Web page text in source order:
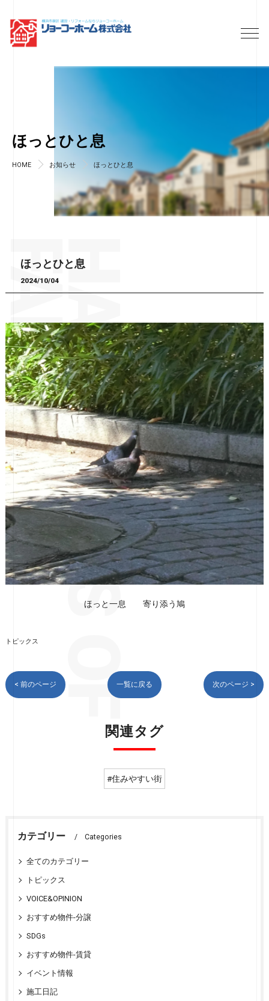
ほっとひと息
HOME お知らせ ほっとひと息
ほっとひと息
2024/10/04
ほっと一息 寄り添う鳩
トピックス
< 前のページ 一覧に戻る 次のページ >
関連タグ
#住みやすい街
カテゴリー Categories
全てのカテゴリー
トピックス
VOICE&OPINION
おすすめ物件-分譲
SDGs
おすすめ物件-賃貸
イベント情報
施工日記